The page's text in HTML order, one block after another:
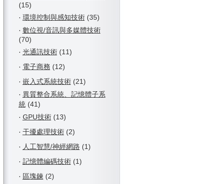
(15)
‧ 環境控制與感知技術(35)
‧ 數位視/音訊與多媒體技術
(70)
‧ 光通訊技術(11)
‧ 電子商務 (12)
‧ 嵌入式系統技術(21)
‧ 異質整合系統、記憶體子系
統(41)
‧ GPU技術(13)
‧ 干擾處理技術(2)
‧ 人工智慧/神經網路 (1)
‧ 記憶體編碼技術(1)
‧ 區塊鍊 (2)